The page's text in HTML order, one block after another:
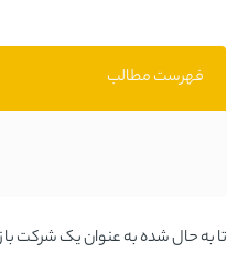
فهرست مطالب
تا به حال شده به عنوان یک شرکت